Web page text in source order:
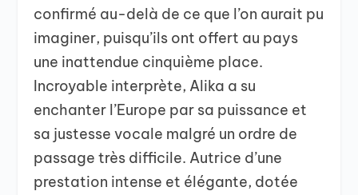
confirmé au-delà de ce que l’on aurait pu
imaginer, puisqu’ils ont offert au pays
une inattendue cinquième place.
Incroyable interprète, Alika a su
enchanter l’Europe par sa puissance et
sa justesse vocale malgré un ordre de
passage très difficile. Autrice d’une
prestation intense et élégante, dotée